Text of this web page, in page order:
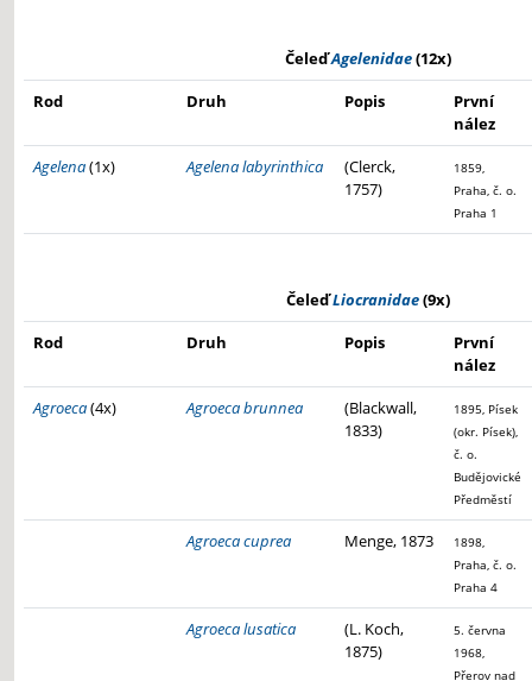
ČeleďAgelenidae(12x)
Rod
Druh Popis
První
nález
Agelena(1x) Agelena labyrinthica
(Clerck,
1757)
1859,
Praha, č. o.
Praha 1
ČeleďLiocranidae(9x)
Rod
Druh Popis
První
nález
Agroeca(4x) Agroeca brunnea
(Blackwall,
1833)
1895, Písek
(okr. Písek),
č. o.
Budějovické
Předměstí
Agroeca cuprea Menge, 1873
1898,
Praha, č. o.
Praha 4
Agroeca lusatica
(L. Koch,
1875)
5. června
1968,
Přerov nad